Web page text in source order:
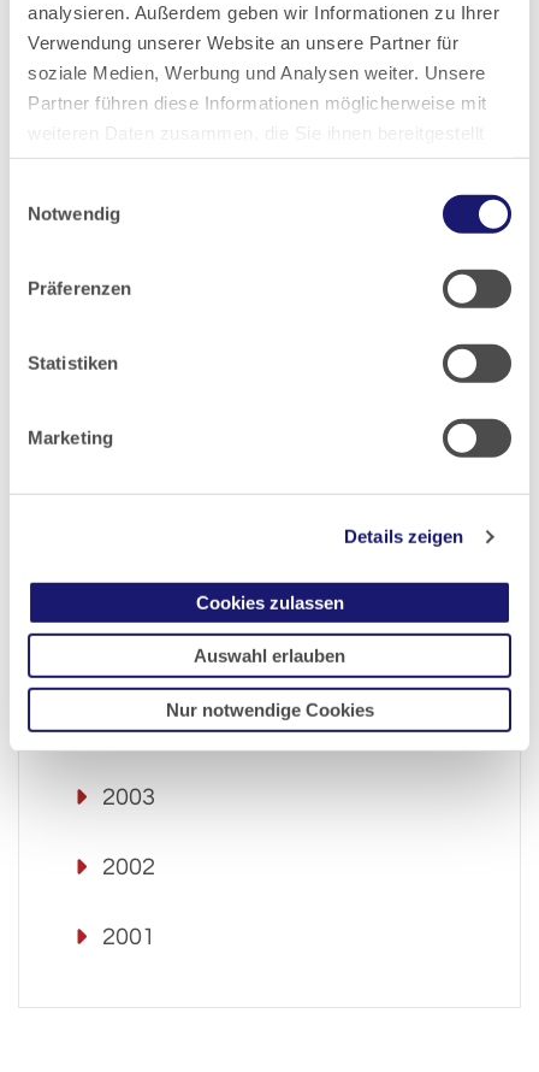
analysieren. Außerdem geben wir Informationen zu Ihrer
Verwendung unserer Website an unsere Partner für
soziale Medien, Werbung und Analysen weiter. Unsere
Partner führen diese Informationen möglicherweise mit
weiteren Daten zusammen, die Sie ihnen bereitgestellt
haben oder die sie im Rahmen Ihrer Nutzung der Dienste
Notwendig
Präferenzen
Statistiken
Marketing
Details zeigen
Cookies zulassen
Auswahl erlauben
Nur notwendige Cookies
2013
2008
2006
2004
2003
2002
2001